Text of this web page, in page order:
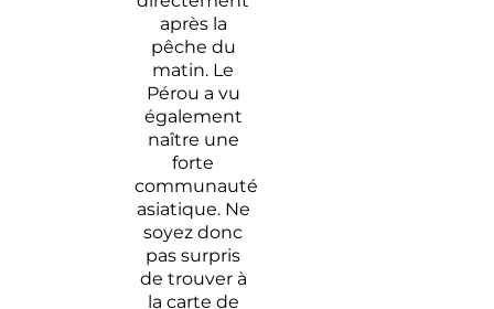
après la
pêche du
matin. Le
Pérou a vu
également
naître une
forte
communauté
asiatique. Ne
soyez donc
pas surpris
de trouver à
la carte de